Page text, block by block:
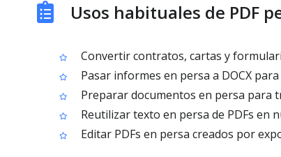
Usos habituales de PDF
Convertir contratos, cartas y
Pasar informes en persa a DOCX
Preparar documentos en persa para
Reutilizar texto en persa de PDFs en
Editar PDFs en persa creados por